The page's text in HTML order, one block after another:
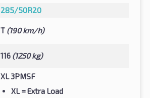
285/50R20
T (190 km/h)
116 (1250 kg)
XL 3PMSF
XL= Extra Load